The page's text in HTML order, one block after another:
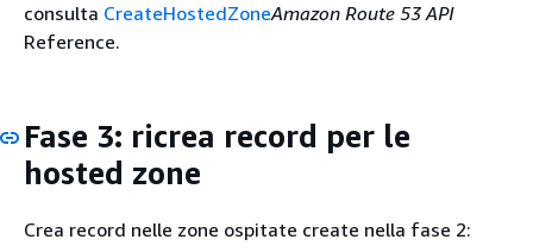
consulta CreateHostedZoneAmazon Route 53 API
Reference.
Fase 3: ricrea record per le
hosted zone
Crea record nelle zone ospitate create nella fase 2: